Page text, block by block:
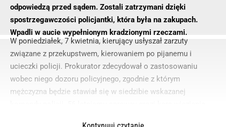
W poniedziałek, 7 kwietnia, kierujący usłyszał zarzuty
związane z przekupstwem, kierowaniem po pijanemu i
ucieczki policji. Prokurator zdecydował o zastosowaniu
wobec niego dozoru policyjnego, zgodnie z którym
mężczyzna będzie stawiał się w siedzibie wskazanej
odpowiedzą przed sądem. Zostali zatrzymani dzięki
spostrzegawczości policjantki, która była na zakupach.
Wpadli w aucie wypełnionym kradzionymi rzeczami.